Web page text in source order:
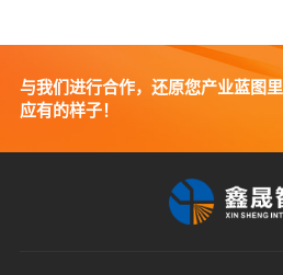
与我们进行合作，还原您产业蓝图里
应有的样子！